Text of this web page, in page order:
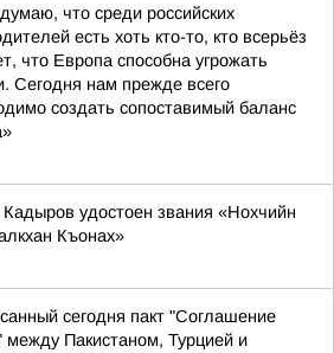
что среди российских
есть хоть кто-то, кто всерьёз
что Европа способна угрожать
Сегодня нам прежде всего
создать сопоставимый баланс
удостоен звания «Нохчийн
Къонах»
сегодня пакт "Соглашение
между Пакистаном, Турцией и